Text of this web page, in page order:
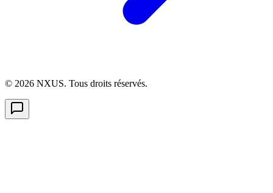
© 2026 NXUS. Tous droits réservés.